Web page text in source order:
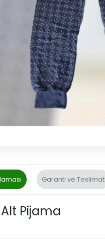
Garanti ve Teslimat
Pijama